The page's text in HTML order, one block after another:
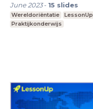
June 2023- 15 slides
Wereldoriëntatie LessonUp
Praktijkonderwijs